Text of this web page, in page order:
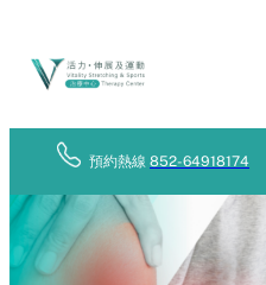
content
預約熱線852-64918174